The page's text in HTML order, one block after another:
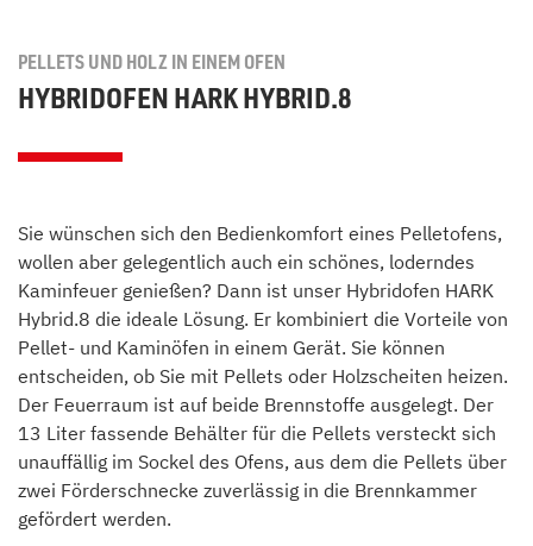
PELLETS UND HOLZ IN EINEM OFEN
HYBRIDOFEN HARK HYBRID.8
Sie wünschen sich den Bedienkomfort eines Pelletofens,
wollen aber gelegentlich auch ein schönes, loderndes
Kaminfeuer genießen? Dann ist unser Hybridofen HARK
Hybrid.8 die ideale Lösung. Er kombiniert die Vorteile von
Pellet- und Kaminöfen in einem Gerät. Sie können
entscheiden, ob Sie mit Pellets oder Holzscheiten heizen.
Der Feuerraum ist auf beide Brennstoffe ausgelegt. Der
13 Liter fassende Behälter für die Pellets versteckt sich
unauffällig im Sockel des Ofens, aus dem die Pellets über
zwei Förderschnecke zuverlässig in die Brennkammer
gefördert werden.